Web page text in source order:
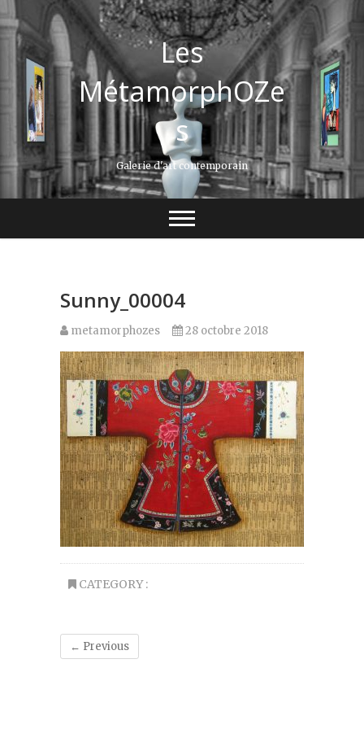
Les
MétamorphOZe
s
Galerie d'art contemporain
Sunny_00004
metamorphozes 28 octobre 2018
CATEGORY :
← Previous